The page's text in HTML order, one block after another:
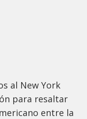
al New York
para resaltar
entre la